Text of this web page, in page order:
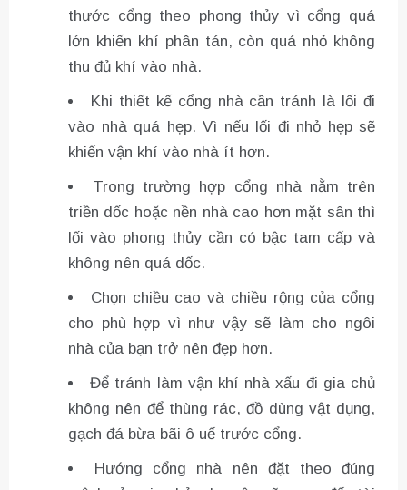
thước cổng theo phong thủy vì cổng quá
lớn khiến khí phân tán, còn quá nhỏ không
thu đủ khí vào nhà.
Khi thiết kế cổng nhà cần tránh là lối đi
vào nhà quá hẹp. Vì nếu lối đi nhỏ hẹp sẽ
khiến vận khí vào nhà ít hơn.
Trong trường hợp cổng nhà nằm trên
triền dốc hoặc nền nhà cao hơn mặt sân thì
lối vào phong thủy cần có bậc tam cấp và
không nên quá dốc.
Chọn chiều cao và chiều rộng của cổng
cho phù hợp vì như vậy sẽ làm cho ngôi
nhà của bạn trở nên đẹp hơn.
Để tránh làm vận khí nhà xấu đi gia chủ
không nên để thùng rác, đồ dùng vật dụng,
gạch đá bừa bãi ô uế trước cổng.
Hướng cổng nhà nên đặt theo đúng